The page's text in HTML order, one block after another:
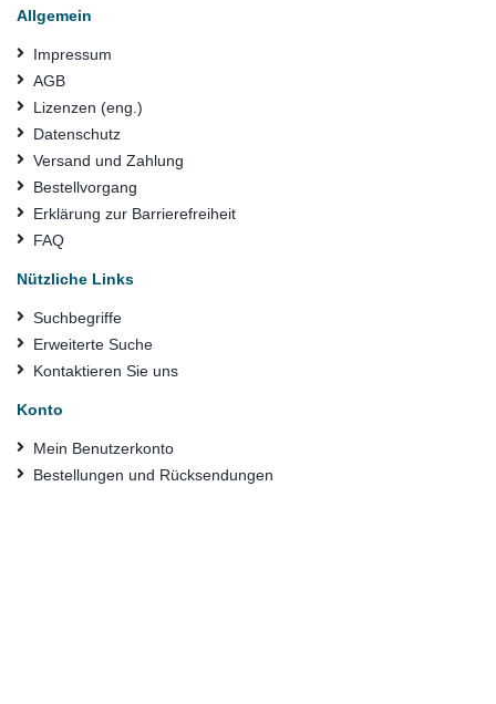
Allgemein
Impressum
AGB
Lizenzen (eng.)
Datenschutz
Versand und Zahlung
Bestellvorgang
Erklärung zur Barrierefreiheit
FAQ
Nützliche Links
Suchbegriffe
Erweiterte Suche
Kontaktieren Sie uns
Konto
Mein Benutzerkonto
Bestellungen und Rücksendungen